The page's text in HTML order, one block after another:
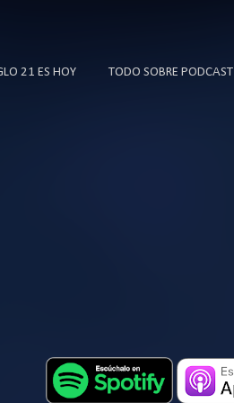
21 ES HOY TODO SOBRE PODCAST